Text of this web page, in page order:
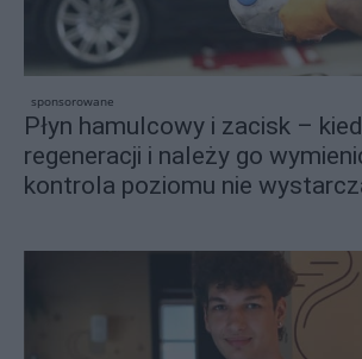
sponsorowane
Płyn hamulcowy i zacisk –
regeneracji i należy go
kontrola poziomu nie